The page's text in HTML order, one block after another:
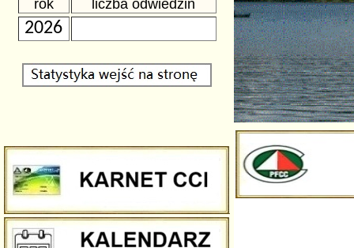
rok liczba odwiedzin
2026